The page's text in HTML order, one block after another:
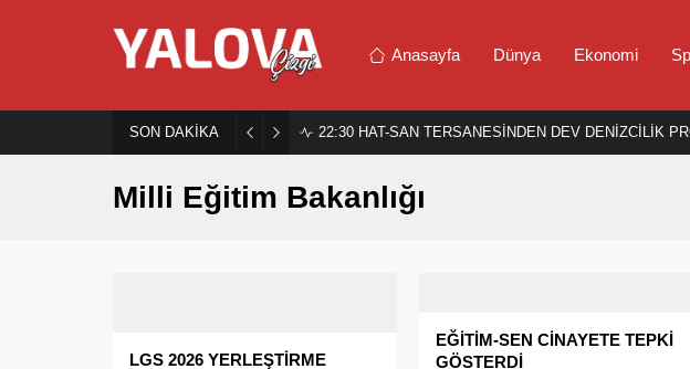
Anasayfa Dünya Ekonomi
SON DAKİKA 22:30 HAT-SAN TERSANESİNDEN DEV DENİZCİLİK
Milli Eğitim Bakanlığı
LGS 2026 YERLEŞTİRME
EĞİTİM-SEN CİNAYETE TEPKİ
GÖSTERDİ